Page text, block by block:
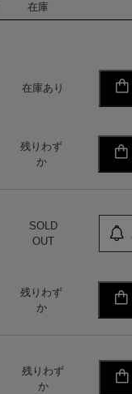
在庫
在庫あり
残りわず
か
SOLD
OUT
残りわず
か
残りわず
か